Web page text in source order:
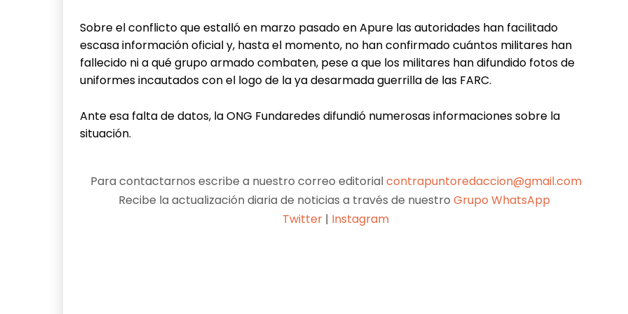
Únete a nuestro canal de Whatsapp.
━ contáctanos
contrapuntoredaccion@gmail.com
© Contrapunto.com - 2023 All rights reserved | Hecho en 🌾